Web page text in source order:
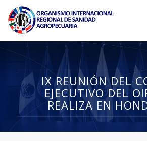
IX REUNIÓN DEL
EJECUTIVO DEL
REALIZA EN